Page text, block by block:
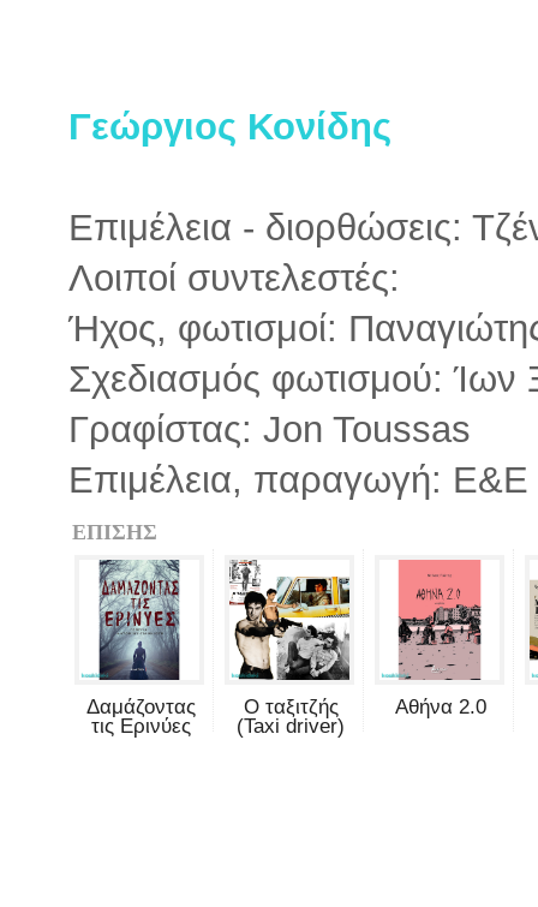
Γεώργιος Κονίδης
Επιμέλεια - διορθώσεις:
Λοιποί συντελεστές:
Ήχος, φωτισμοί:
Σχεδιασμός φωτισμού: Ίων
Γραφίστας: Jon Toussas
Επιμέλεια, παραγωγή: E&E
ΕΠΙΣΗΣ
Δαμάζοντας
τις Ερινύες
Ο ταξιτζής
(Taxi driver)
Αθήνα 2.0